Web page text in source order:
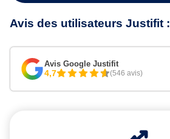
Avis des utilisateurs Justifit :
Avis Google Justifit
4,7 (546 avis)